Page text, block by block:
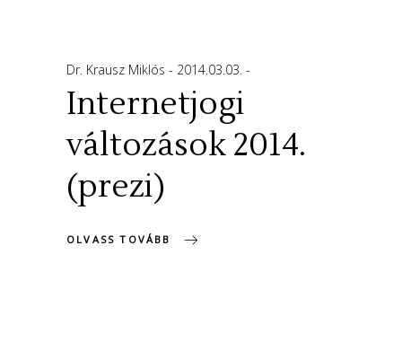
Dr. Krausz Miklós 2014.03.03.
Internetjogi
változások 2014.
(prezi)
OLVASS TOVÁBB